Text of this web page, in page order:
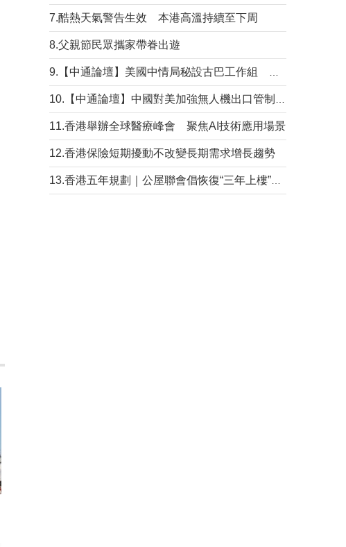
7.酷熱天氣警告生效 本港高溫持續至下周
8.父親節民眾攜家帶眷出遊
11.香港舉辦全球醫療峰會 聚焦AI技術應用場景
12.香港保險短期擾動不改變長期需求增長趨勢